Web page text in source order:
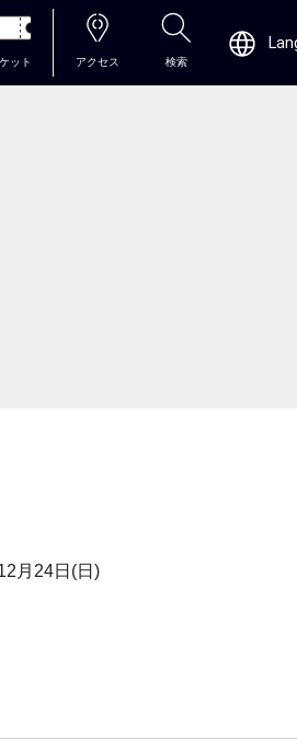
ット アクセス 検索
月24日(日)